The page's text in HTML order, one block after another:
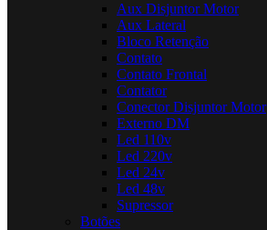
Aux Disjuntor Motor
Aux Lateral
Bloco Retenção
Contato
Contato Frontal
Contator
Conector Disjuntor Motor
Externo DM
Led 110v
Led 220v
Led 24v
Led 48v
Supressor
Botões